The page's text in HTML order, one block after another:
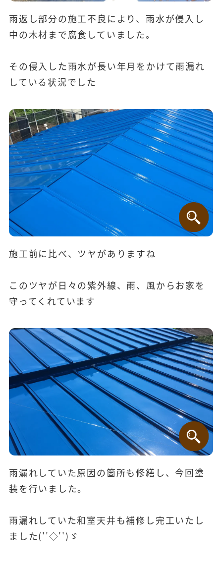
雨返し部分の施工不良により、雨水が侵入し
中の木材まで腐食していました。
その侵入した雨水が長い年月をかけて雨漏れ
している状況でした
施工前に比べ、ツヤがありますね
このツヤが日々の紫外線、雨、風からお家を
守ってくれています
雨漏れしていた原因の箇所も修繕し、今回塗
装を行いました。
雨漏れしていた和室天井も補修し完工いたし
ました(''◇'')ゞ